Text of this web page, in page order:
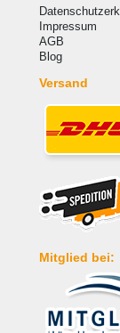
Impressum
AGB
Blog
Versand
Mitglied bei: